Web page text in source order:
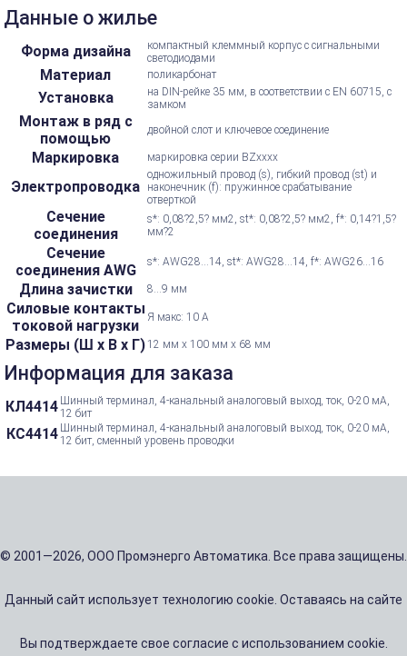
Данные о жилье
Форма дизайна
компактный клеммный корпус с сигнальными
светодиодами
Материал поликарбонат
Установка
на DIN-рейке 35 мм, в соответствии с EN 60715, с
замком
Монтаж в ряд с
помощью
двойной слот и ключевое соединение
Маркировка маркировка серии BZxxxx
Электропроводка
одножильный провод (s), гибкий провод (st) и
наконечник (f): пружинное срабатывание
отверткой
Сечение
соединения
s*: 0,08?2,5? мм2, st*: 0,08?2,5? мм2, f*: 0,14?1,5?
мм?2
Сечение
соединения AWG
s*: AWG28...14, st*: AWG28...14, f*: AWG26...16
Длина зачистки 8...9 мм
Силовые контакты
токовой нагрузки
Я макс: 10 А
Размеры (Ш х В х Г)12 мм x 100 мм x 68 мм
Информация для заказа
КЛ4414 Шинный терминал, 4-канальный аналоговый выход, ток, 0-20 мА,
12 бит
КС4414 Шинный терминал, 4-канальный аналоговый выход, ток, 0-20 мА,
12 бит, сменный уровень проводки
© 2001—2026, ООО Промэнерго Автоматика. Все права защищены.
Данный сайт использует технологию cookie. Оставаясь на сайте
Вы подтверждаете свое согласие с использованием cookie.